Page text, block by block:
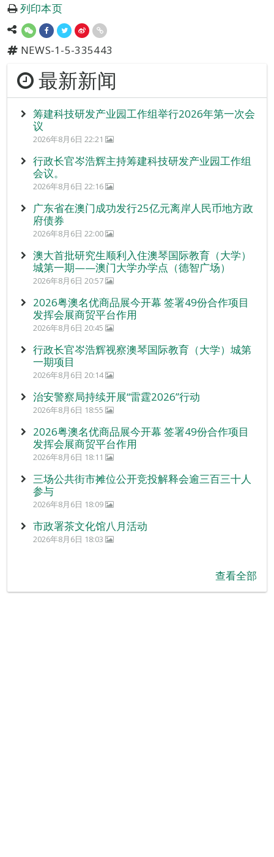
列印本页
NEWS-1-5-335443
最新新闻
筹建科技研发产业园工作组举行2026年第一次会
议
2026年8月6日 22:21
行政长官岑浩辉主持筹建科技研发产业园工作组
会议。
2026年8月6日 22:16
广东省在澳门成功发行25亿元离岸人民币地方政
府债券
2026年8月6日 22:00
澳大首批研究生顺利入住澳琴国际教育（大学）
城第一期——澳门大学办学点（德智广场）
2026年8月6日 20:57
2026粤澳名优商品展今开幕 签署49份合作项目
发挥会展商贸平台作用
2026年8月6日 20:45
行政长官岑浩辉视察澳琴国际教育（大学）城第
一期项目
2026年8月6日 20:14
治安警察局持续开展“雷霆2026”行动
2026年8月6日 18:55
2026粤澳名优商品展今开幕 签署49份合作项目
发挥会展商贸平台作用
2026年8月6日 18:11
三场公共街市摊位公开竞投解释会逾三百三十人
参与
2026年8月6日 18:09
市政署茶文化馆八月活动
2026年8月6日 18:03
查看全部